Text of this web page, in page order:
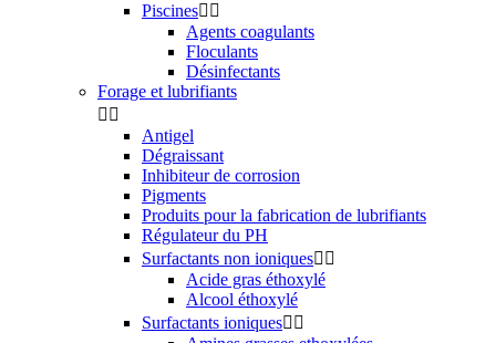
Piscines 
Agents coagulants
Floculants
Désinfectants
Forage et lubrifiants
 
Antigel
Dégraissant
Inhibiteur de corrosion
Pigments
Produits pour la fabrication de lubrifiants
Régulateur du PH
Surfactants non ioniques 
Acide gras éthoxylé
Alcool éthoxylé
Surfactants ioniques 